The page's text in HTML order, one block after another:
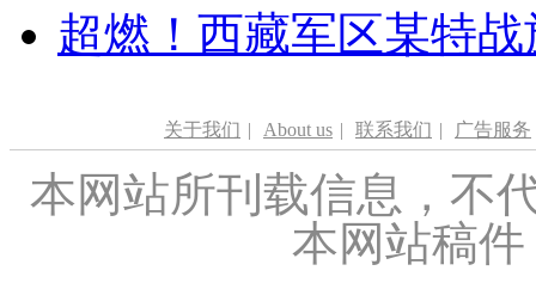
超燃！西藏军区某特
关于我们 | About us | 联系我们 | 广告服务
本网站所刊载信息，不
本网站稿